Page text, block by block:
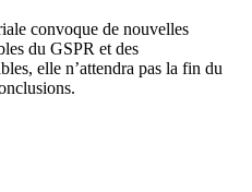
convoque de nouvelles
du GSPR et des
elle n’attendra pas la fin du